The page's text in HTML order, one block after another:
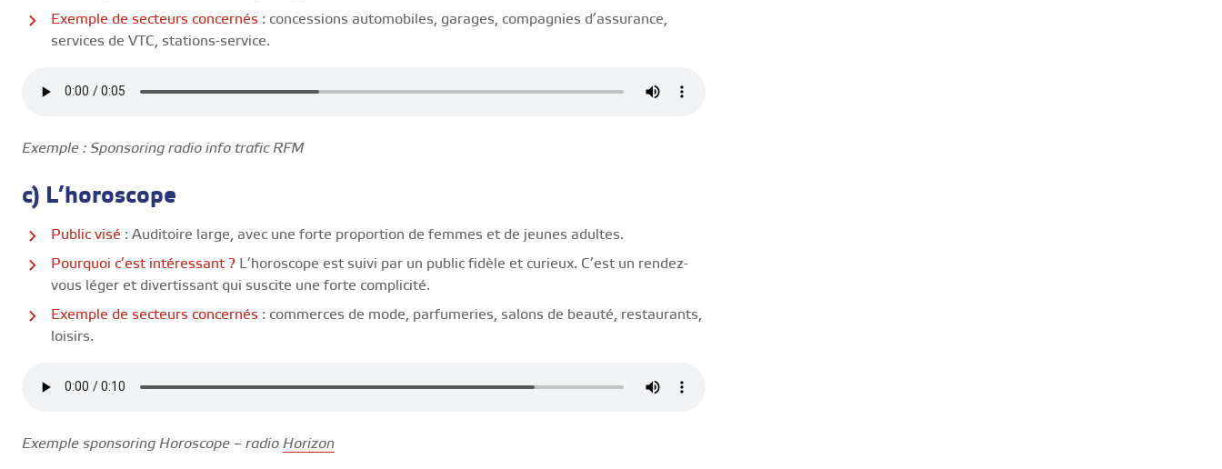
Exemple de secteurs concernés : concessions automobiles, garages, compagnies d’assurance,
services de VTC, stations-service.
Exemple : Sponsoring radio info trafic RFM
c) L’horoscope
Public visé : Auditoire large, avec une forte proportion de femmes et de jeunes adultes.
Pourquoi c’est intéressant ? L’horoscope est suivi par un public fidèle et curieux. C’est un rendez-
vous léger et divertissant qui suscite une forte complicité.
Exemple de secteurs concernés : commerces de mode, parfumeries, salons de beauté, restaurants,
loisirs.
Exemple sponsoring Horoscope – radio Horizon